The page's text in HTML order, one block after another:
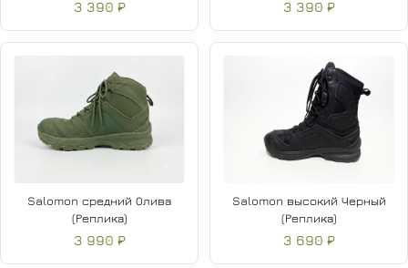
3 390 ₽ 3 390 ₽
Salomon средний Олива
(Реплика)
3 990 ₽
Salomon высокий Черный
(Реплика)
3 690 ₽